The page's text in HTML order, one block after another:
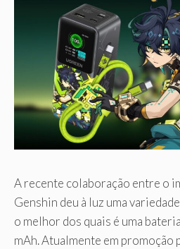
A recente colaboração entre o
Genshin deu à luz uma
o melhor dos quais é uma
mAh. Atualmente em promoção